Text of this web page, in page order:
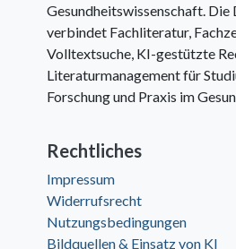
Gesundheitswissenschaft. Die
verbindet Fachliteratur,
Volltextsuche, KI-gestützte
Literaturmanagement für
Forschung und Praxis im
Rechtliches
Impressum
Widerrufsrecht
Nutzungsbedingungen
Bildquellen & Einsatz von KI